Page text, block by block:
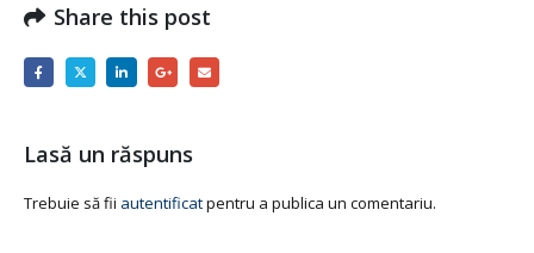
Share this post
Lasă un răspuns
Trebuie să fii autentificatpentru a publica un comentariu.